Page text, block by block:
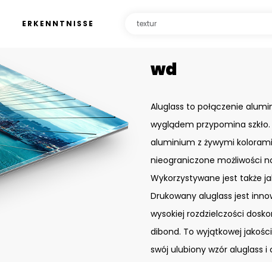
ERKENNTNISSE
wd
Aluglass to połączenie
wyglądem przypomina
aluminium z żywymi
nieograniczone możliwości
Wykorzystywane jest także
Drukowany aluglass jest
wysokiej rozdzielczości
dibond. To wyjątkowej
swój ulubiony wzór aluglass